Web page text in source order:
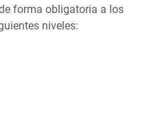
forma obligatoria a los
niveles: